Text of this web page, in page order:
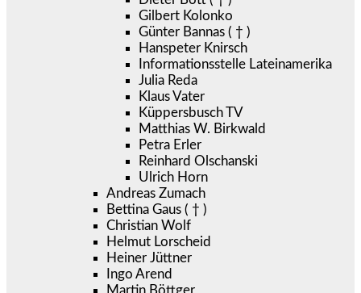
Gilbert Kolonko
Günter Bannas ( † )
Hanspeter Knirsch
Informationsstelle Lateinamerika
Julia Reda
Klaus Vater
Küppersbusch TV
Matthias W. Birkwald
Petra Erler
Reinhard Olschanski
Ulrich Horn
Andreas Zumach
Bettina Gaus ( † )
Christian Wolf
Helmut Lorscheid
Heiner Jüttner
Ingo Arend
Martin Böttger